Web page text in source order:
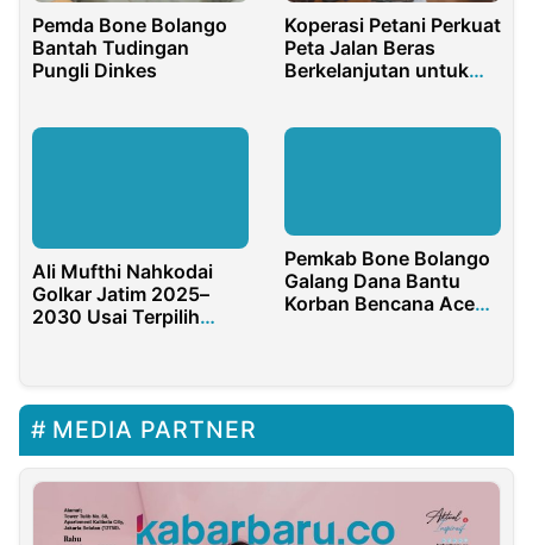
Pemda Bone Bolango
Bantah Tudingan
Pungli Dinkes
Koperasi Petani Perkuat
Peta Jalan Beras
Berkelanjutan untuk
Ali Mufthi Nahkodai
Golkar Jatim 2025–
2030 Usai Terpilih
Pemkab Bone Bolango
Galang Dana Bantu
Korban Bencana Aceh
MEDIA PARTNER